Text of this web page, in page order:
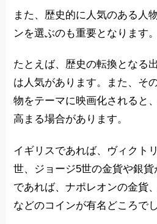
また、歴史的に人気のある人
ンを選ぶのも重要となります。
たとえば、歴史の転換となる
は人気があります。また、そ
物をテーマに映画化されると
高まる場合があります。
イギリスであれば、ヴィクト
世、ジョージ5世の金貨や銀
であれば、ナポレオンの金貨
などのコインが有名どころでし